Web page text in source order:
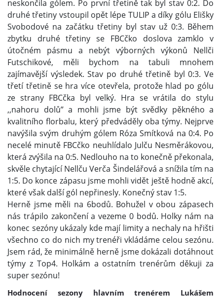
neskončila gólem. Po první třetině tak byl stav 0:2. Do
druhé třetiny vstoupil opět lépe TULIP a díky gólu Elišky
Svobodové na začátku třetiny byl stav už 0:3. Během
zbytku druhé třetiny se FBCčko doslova zamklo v
útočném pásmu a nebýt výborných výkonů Nellči
Futschikové, měli bychom na tabuli mnohem
zajímavější výsledek. Stav po druhé třetině byl 0:3. Ve
třetí třetině se hra více otevřela, protože hlad po gólu
ze strany FBCčka byl velký. Hra se vrátila do stylu
,,nahoru dolů” a mohli jsme být svědky pěkného a
kvalitního florbalu, který předváděly oba týmy. Nejprve
navýšila svým druhým gólem Róza Smítková na 0:4. Po
necelé minutě FBCčko neuhlídalo Julču Nesměrákovou,
která zvýšila na 0:5. Nedlouho na to konečně překonala,
skvěle chytající Nellču Verča Šindelářová a snížila tím na
1:5. Do konce zápasu jsme mohli vidět ještě hodně akcí,
které však další gól nepřinesly. Konečný stav 1:5.
Herně jsme měli na 6bodů. Bohužel v obou zápasech
nás trápilo zakončení a vezeme 0 bodů. Holky nám na
konec sezóny ukázaly kde mají limity a nechaly na hřišti
všechno co do nich my trenéři vkládáme celou sezónu.
Jsem rád, že minimálně herně jsme dokázali dotáhnout
týmy z Top4. Holkám a ostatním trenérům děkuji za
super sezónu!
Hodnocení sezony hlavním trenérem Lukášem